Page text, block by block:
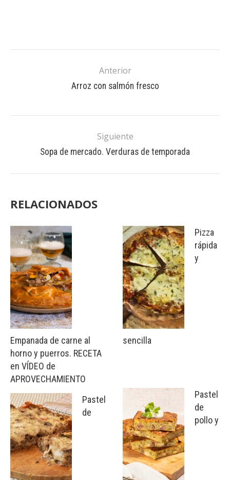
Anterior
Arroz con salmón fresco
Siguiente
Sopa de mercado. Verduras de temporada
RELACIONADOS
Empanada de carne al
horno y puerros. RECETA
en VÍDEO de
APROVECHAMIENTO
Pastel
de
Pizza
rápida
y
sencilla
Pastel
de
pollo y